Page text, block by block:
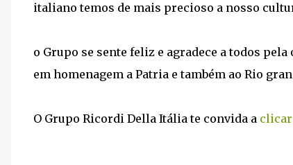
italiano temos de mais precioso a nosso
o Grupo se sente feliz e agradece a todos
em homenagem a Patria e também ao Rio
O Grupo Ricordi Della Itália te convida a